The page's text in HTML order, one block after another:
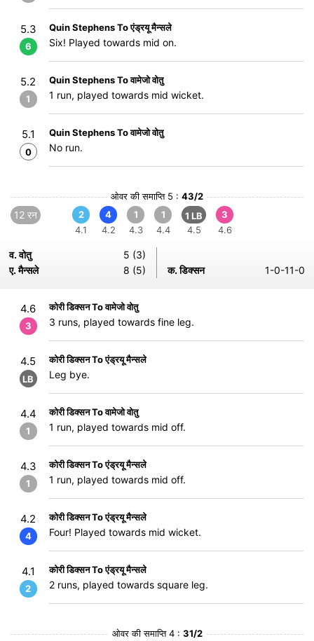
5.3
6
Quin Stephens To एंड्रयू मैन्सले
Six! Played towards mid on.
5.2
1
Quin Stephens To वामेजो वोतु
1 run, played towards mid wicket.
5.1
0
Quin Stephens To वामेजो वोतु
No run.
ओवर की समाप्ति 5 : 43/2
12 रन
2
4.1
4
4.2
1
4.3
1
4.4
1 LB
4.5
3
4.6
व. वोतु
5 (3)
ए. मैन्सले
8 (5) क. डिक्सन 1-0-11-0
4.6
3
कोरी डिक्सन To वामेजो वोतु
3 runs, played towards fine leg.
4.5
LB
कोरी डिक्सन To एंड्रयू मैन्सले
Leg bye.
4.4
1
कोरी डिक्सन To वामेजो वोतु
1 run, played towards mid off.
4.3
1
कोरी डिक्सन To एंड्रयू मैन्सले
1 run, played towards mid off.
4.2
4
कोरी डिक्सन To एंड्रयू मैन्सले
Four! Played towards mid wicket.
4.1
2
कोरी डिक्सन To एंड्रयू मैन्सले
2 runs, played towards square leg.
ओवर की समाप्ति 4 : 31/2